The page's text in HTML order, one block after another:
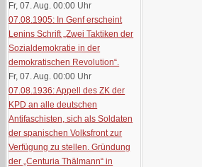
Fr, 07. Aug. 00:00 Uhr
07.08.1905: In Genf erscheint
Lenins Schrift „Zwei Taktiken der
Sozialdemokratie in der
demokratischen Revolution“.
Fr, 07. Aug. 00:00 Uhr
07.08.1936: Appell des ZK der
KPD an alle deutschen
Antifaschisten, sich als Soldaten
der spanischen Volksfront zur
Verfügung zu stellen. Gründung
der „Centuria Thälmann“ in